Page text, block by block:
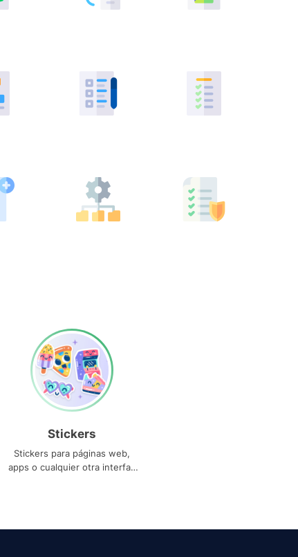
Stickers
Stickers para páginas web,
apps o cualquier otra interfaz